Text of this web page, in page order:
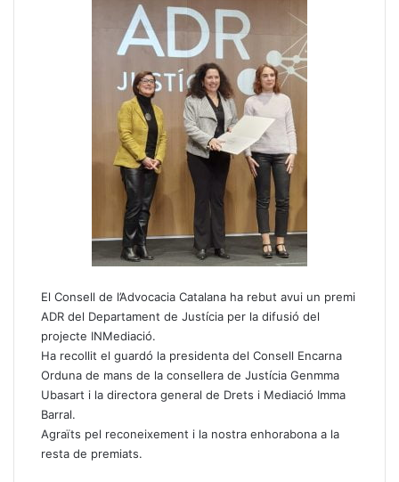
El Consell de l’Advocacia Catalana ha rebut avui un premi
ADR del Departament de Justícia per la difusió del
projecte INMediació.
Ha recollit el guardó la presidenta del Consell Encarna
Orduna de mans de la consellera de Justícia Genmma
Ubasart i la directora general de Drets i Mediació Imma
Barral.
Agraïts pel reconeixement i la nostra enhorabona a la
resta de premiats.